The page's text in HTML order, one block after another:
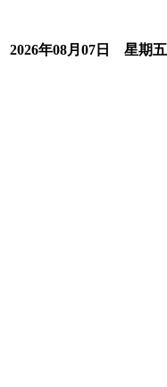
2026年08月07日 星期五